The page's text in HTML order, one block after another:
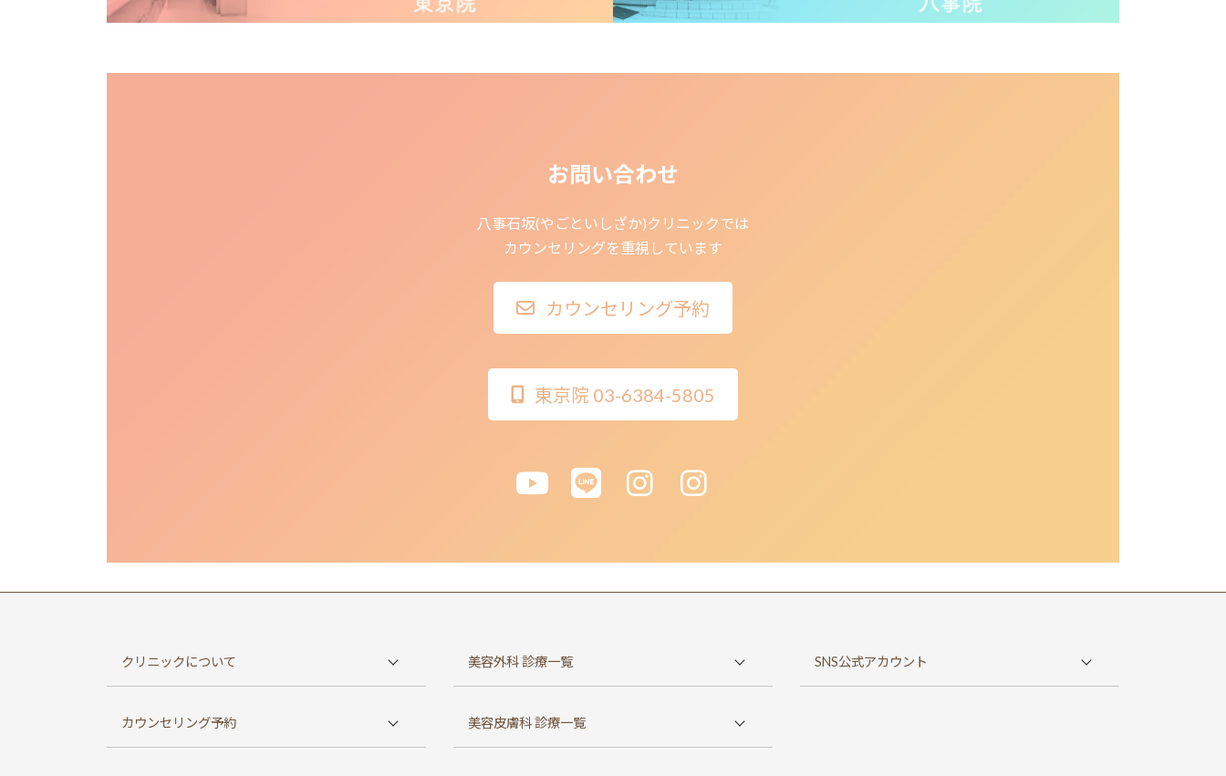
お問い合わせ
八事石坂(やごといしざか)クリニックでは
カウンセリングを重視しています
カウンセリング予約
東京院 03-6384-5805
クリニックについて
初めての方へ
カウンセリング予約
美容外科 診療一覧
二重整形・目元整形
美容皮膚科 診療一覧
SNS公式アカウント